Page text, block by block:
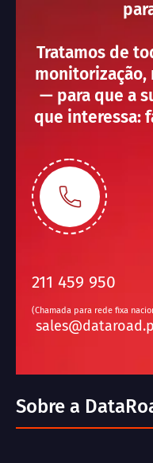
Tratamos de
monitorização,
— para que a
que interessa:
211 459 950
(Chamada para rede fixa
Sobre a